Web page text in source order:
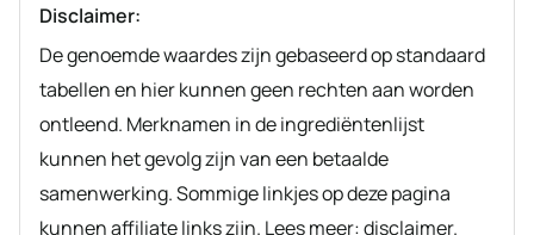
Disclaimer:
De genoemde waardes zijn gebaseerd op standaard
tabellen en hier kunnen geen rechten aan worden
ontleend. Merknamen in de ingrediëntenlijst
kunnen het gevolg zijn van een betaalde
samenwerking. Sommige linkjes op deze pagina
kunnen affiliate links zijn. Lees meer: disclaimer.